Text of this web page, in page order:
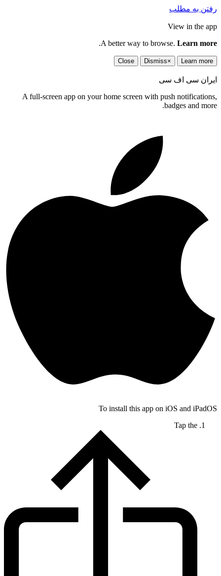
رفتن به مطلب
View in the app
A better way to browse. Learn more
.
Learn more
×
Dismiss
Close
ایران سی اف سی
A full-screen app on your home screen with push notifications,
badges and more.
To install this app on iOS and iPadOS
Tap the